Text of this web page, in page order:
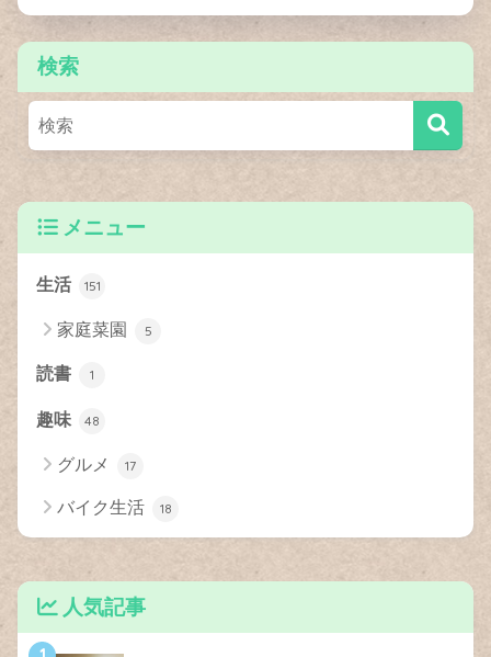
検索
メニュー
生活 151
家庭菜園 5
読書 1
趣味 48
グルメ 17
バイク生活 18
人気記事